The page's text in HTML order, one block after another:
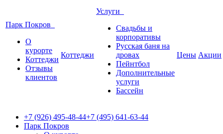
Парк Покров
О
курорте
Коттеджи
Отзывы
клиентов
Коттеджи
Услуги
Свадьбы и
корпоративы
Русская баня на
дровах
Пейнтбол
Дополнительные
услуги
Бассейн
Цены Акции
+7 (926) 495-48-44+7 (495) 641-63-44
Парк Покров